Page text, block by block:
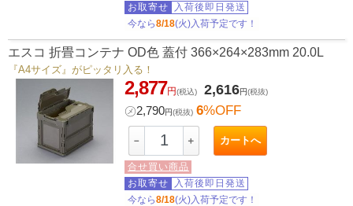
お取寄せ
入荷後即日発送
今なら8/18(火)入荷予定です！
エスコ 折畳コンテナ OD色 蓋付 366×264×283mm 20.0L
『A4サイズ』がピッタリ入る！
2,877円(税込) 2,616円(税抜)
㋱2,790円(税抜) 6%OFF
－ ＋ カートへ
合せ買い商品
お取寄せ
入荷後即日発送
今なら8/18(火)入荷予定です！